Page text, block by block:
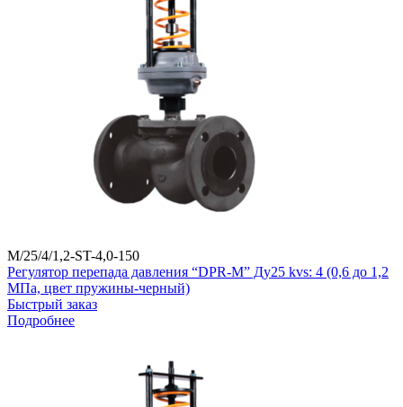
M/25/4/1,2-ST-4,0-150
Регулятор перепада давления “DPR-M” Ду25 kvs: 4 (0,6 до 1,2
МПа, цвет пружины-черный)
Быстрый заказ
Подробнее